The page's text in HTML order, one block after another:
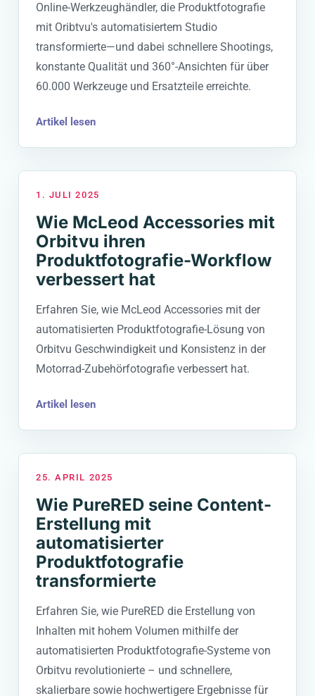
Online-Werkzeughändler, die Produktfotografie
mit Oribtvu's automatisiertem Studio
transformierte—und dabei schnellere Shootings,
konstante Qualität und 360°-Ansichten für über
60.000 Werkzeuge und Ersatzteile erreichte.
Artikel lesen
1. JULI 2025
Wie McLeod Accessories mit
Orbitvu ihren
Produktfotografie-Workflow
verbessert hat
Erfahren Sie, wie McLeod Accessories mit der
automatisierten Produktfotografie-Lösung von
Orbitvu Geschwindigkeit und Konsistenz in der
Motorrad-Zubehörfotografie verbessert hat.
Artikel lesen
25. APRIL 2025
Wie PureRED seine Content-
Erstellung mit
automatisierter
Produktfotografie
transformierte
Erfahren Sie, wie PureRED die Erstellung von
Inhalten mit hohem Volumen mithilfe der
automatisierten Produktfotografie-Systeme von
Orbitvu revolutionierte – und schnellere,
skalierbare sowie hochwertigere Ergebnisse für